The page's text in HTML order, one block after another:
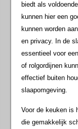
biedt als
kunnen hier een
kunnen worden
en privacy. In de
essentieel voor
of rolgordijnen
effectief buiten
slaapomgeving.
Voor de keuken is
die gemakkelijk